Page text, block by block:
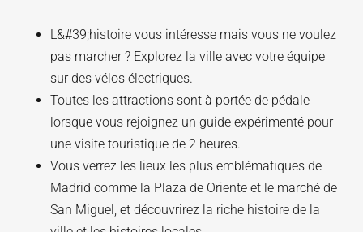
L&#39;histoire vous intéresse mais vous ne voulez
pas marcher ? Explorez la ville avec votre équipe
sur des vélos électriques.
Toutes les attractions sont à portée de pédale
lorsque vous rejoignez un guide expérimenté pour
une visite touristique de 2 heures.
Vous verrez les lieux les plus emblématiques de
Madrid comme la Plaza de Oriente et le marché de
San Miguel, et découvrirez la riche histoire de la